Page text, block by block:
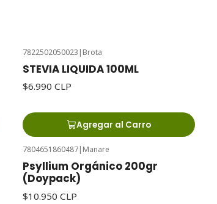
7822502050023 | Brota
STEVIA LIQUIDA 100ML
$6.990 CLP
Agregar al Carro
7804651860487| Manare
Psyllium Orgánico 200gr
(Doypack)
$10.950 CLP